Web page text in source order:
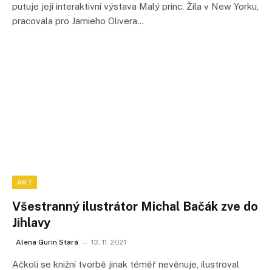
putuje její interaktivní výstava Malý princ. Žila v New Yorku,
pracovala pro Jamieho Olivera…
ART
Všestranný ilustrátor Michal Bačák zve do
Jihlavy
Alena Gurin Stará 13. 11. 2021
Ačkoli se knižní tvorbě jinak téměř nevěnuje, ilustroval